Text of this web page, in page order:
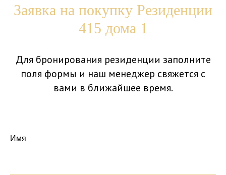
Заявка на покупку Резиденции
415 дома 1
Для бронирования резиденции заполните
поля формы и наш менеджер свяжется с
вами в ближайшее время.
Имя